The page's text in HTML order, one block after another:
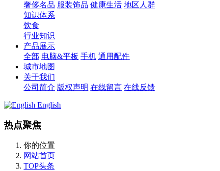
奢侈名品 服装饰品 健康生活 地区人群
知识体系
饮食
行业知识
产品展示
全部 电脑&平板 手机 通用配件
城市地图
关于我们
公司简介 版权声明 在线留言 在线反馈
English
热点聚焦
你的位置
网站首页
TOP头条